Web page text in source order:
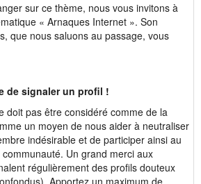
sur ce thème, nous vous invitons à
« Arnaques Internet ». Son
que nous saluons au passage, vous
de signaler un profil !
doit pas être considéré comme de la
un moyen de nous aider à neutraliser
indésirable et de participer ainsi au
Un grand merci aux
régulièrement des profils douteux
Apportez un maximum de